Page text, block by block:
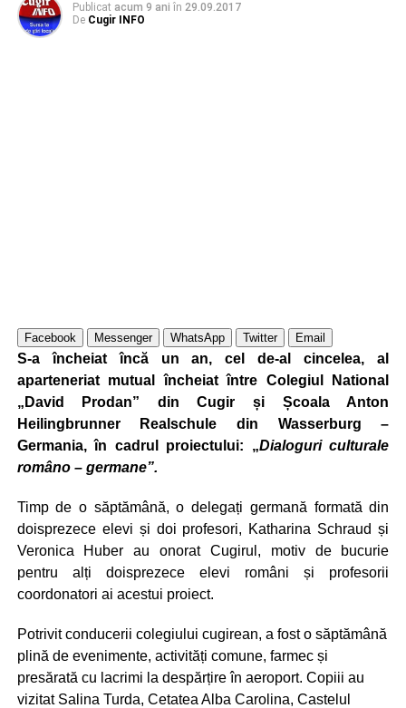
Publicat acum 9 ani în 29.09.2017
De Cugir INFO
Facebook Messenger WhatsApp Twitter Email
S-a încheiat încă un an, cel de-al cincelea, al
aparteneriat mutual încheiat între Colegiul National
„David Prodan” din Cugir și Școala Anton
Heilingbrunner Realschule din Wasserburg –
Germania, în cadrul proiectului: „Dialoguri culturale
româno – germane”.
Timp de o săptămână, o delegați germană formată din
doisprezece elevi și doi profesori, Katharina Schraud și
Veronica Huber au onorat Cugirul, motiv de bucurie
pentru alți doisprezece elevi români și profesorii
coordonatori ai acestui proiect.
Potrivit conducerii colegiului cugirean, a fost o săptămână
plină de evenimente, activități comune, farmec și
presărată cu lacrimi la despărțire în aeroport. Copiii au
vizitat Salina Turda, Cetatea Alba Carolina, Castelul